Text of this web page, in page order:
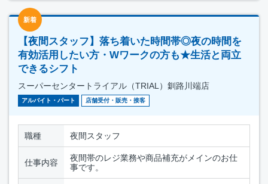
新着
【夜間スタッフ】落ち着いた時間帯◎夜の時間を
有効活用したい方・Wワークの方も★生活と両立
できるシフト
スーパーセンタートライアル（TRIAL）釧路川端店
アルバイト・パート 店舗受付・販売・接客
職種 夜間スタッフ
仕事内容
夜間帯のレジ業務や商品補充がメインのお仕
事です。